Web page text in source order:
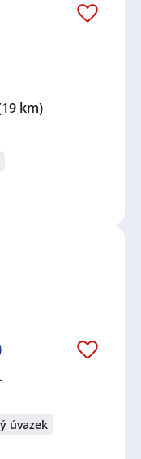
km)
úvazek